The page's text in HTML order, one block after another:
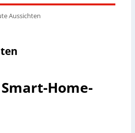
Aussichten
Home-